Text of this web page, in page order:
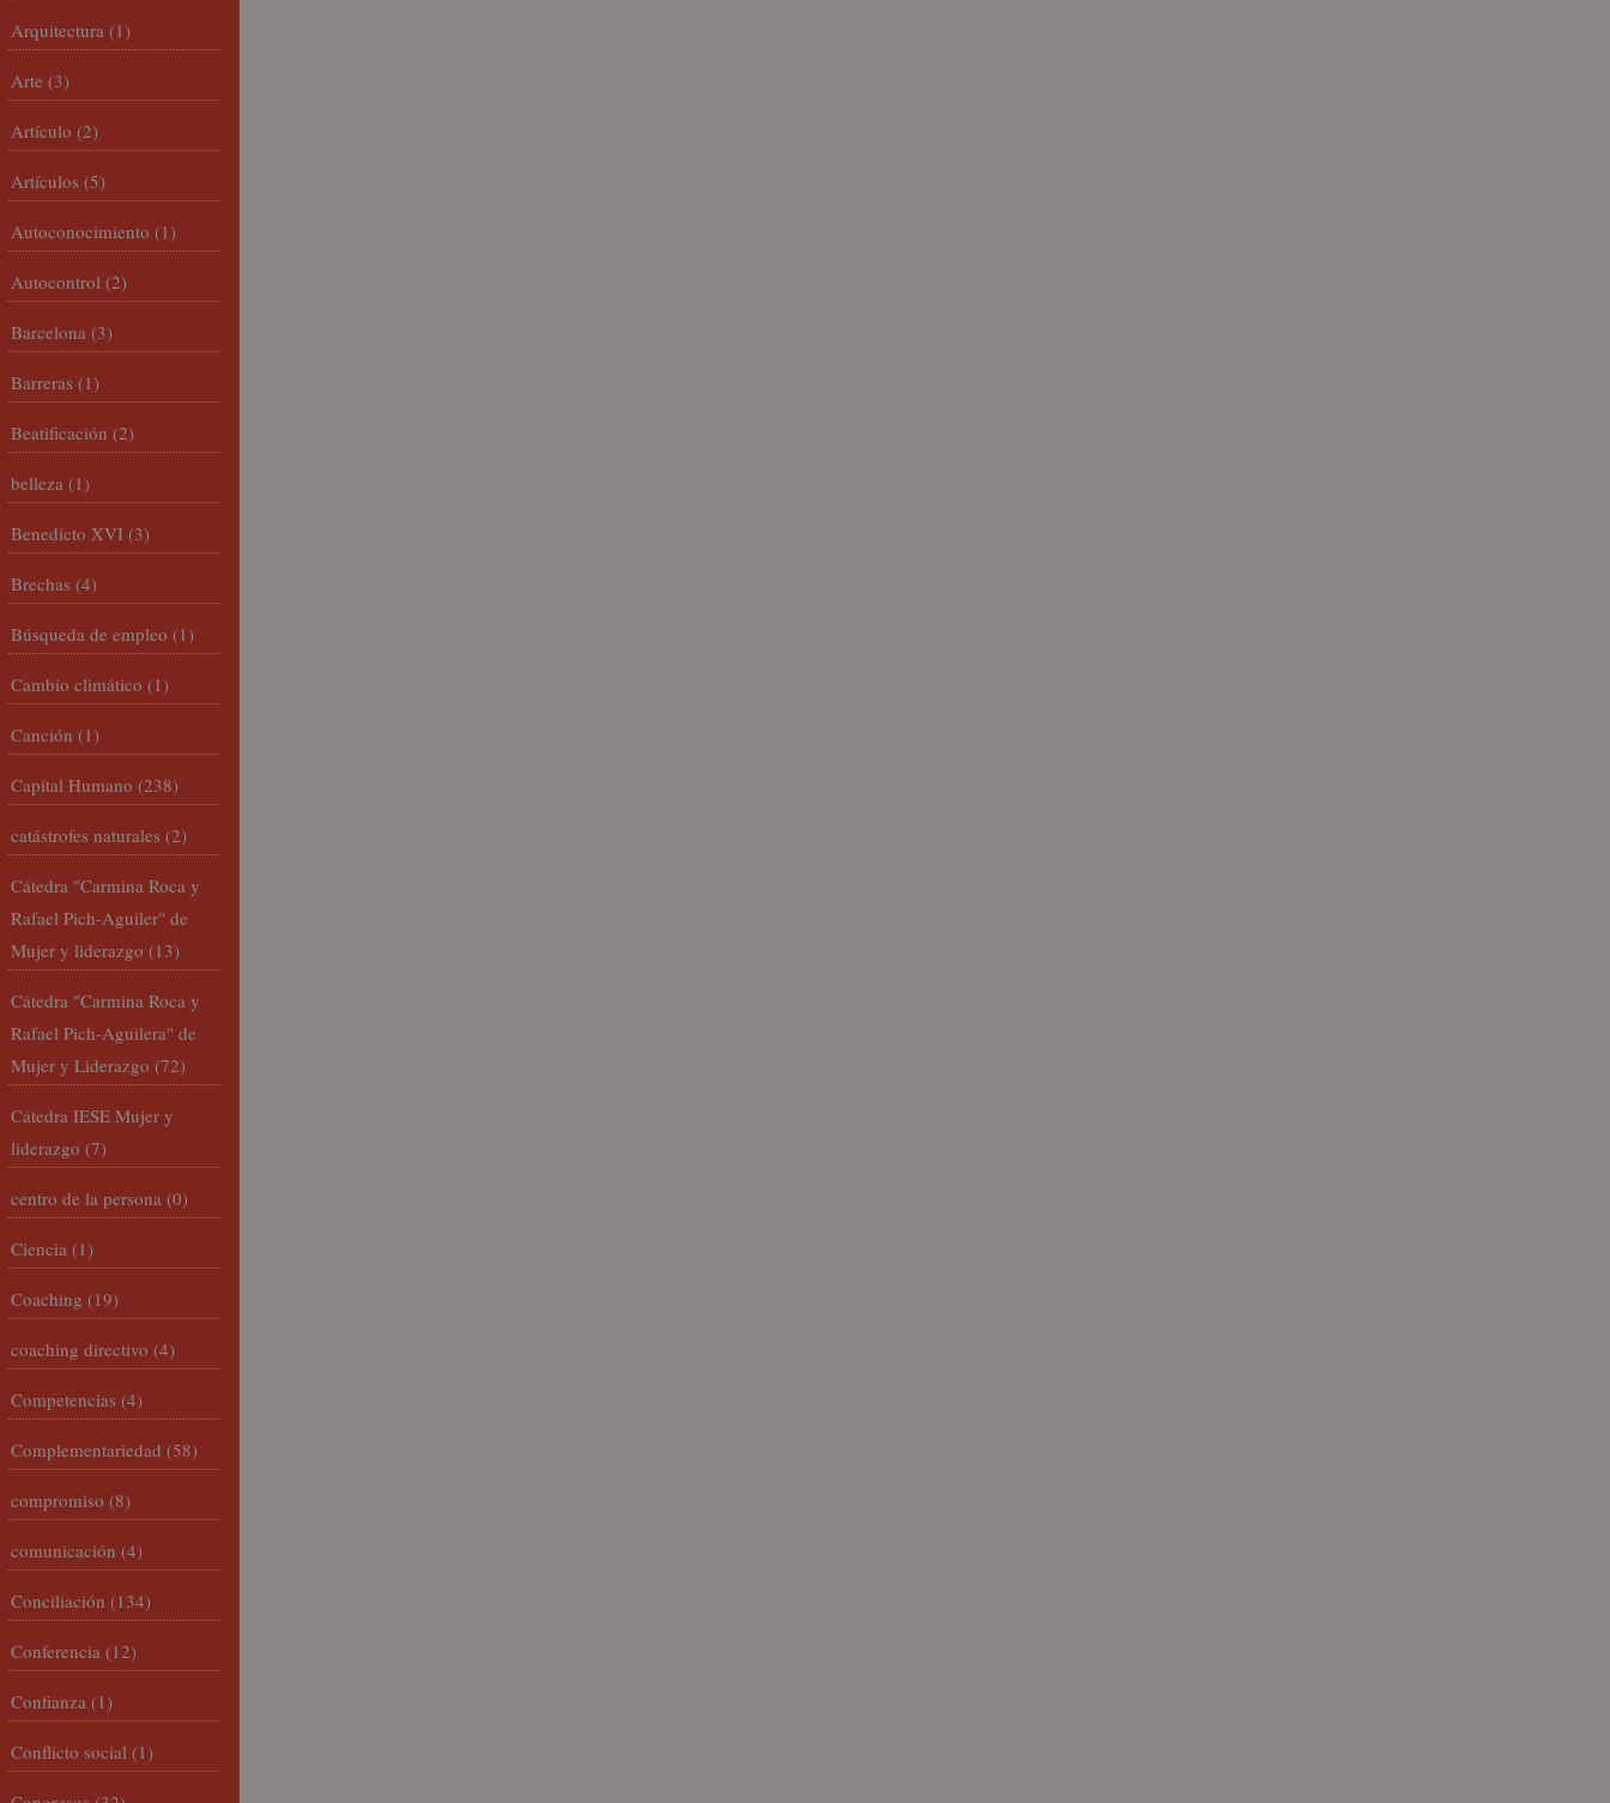
Arquitectura (1)
Arte (3)
Artículo (2)
Artículos (5)
Autoconocimiento (1)
Autocontrol (2)
Barcelona (3)
Barreras (1)
Beatificación (2)
belleza (1)
Benedicto XVI (3)
Brechas (4)
Búsqueda de empleo (1)
Cambio climático (1)
Canción (1)
Capital Humano (238)
catástrofes naturales (2)
Cátedra "Carmina Roca y
Rafael Pich-Aguiler" de
Mujer y liderazgo (13)
Cátedra "Carmina Roca y
Rafael Pich-Aguilera" de
Mujer y Liderazgo (72)
Cátedra IESE Mujer y
liderazgo (7)
centro de la persona (0)
Ciencia (1)
Coaching (19)
coaching directivo (4)
Competencias (4)
Complementariedad (58)
compromiso (8)
comunicación (4)
Conciliación (134)
Conferencia (12)
Confianza (1)
Conflicto social (1)